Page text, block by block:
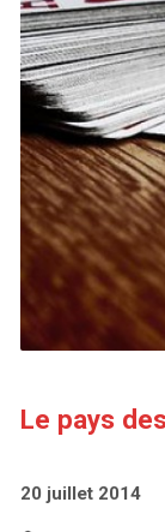
Le pays
20 juillet 2014